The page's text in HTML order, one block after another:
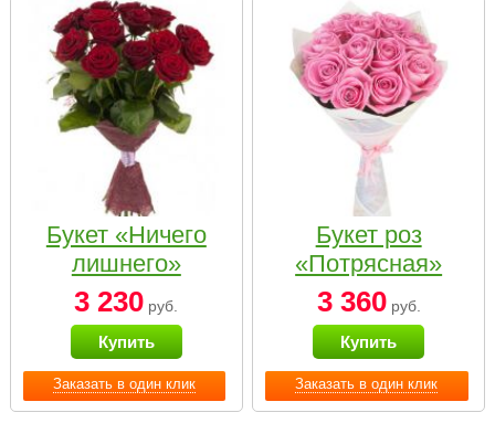
Заказать в один клик
Букет «Ничего
лишнего»
3 230 руб.
Купить
Заказать в один клик
Букет роз
«Потрясная»
3 360руб.
Купить